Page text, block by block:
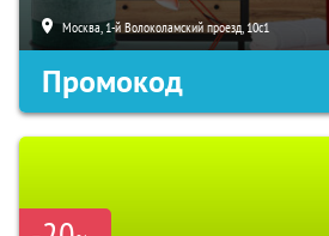
Москва, 1-й Волоколамский проезд, 10с1
Промокод